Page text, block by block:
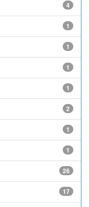
4
1
1
1
1
2
1
1
26
17